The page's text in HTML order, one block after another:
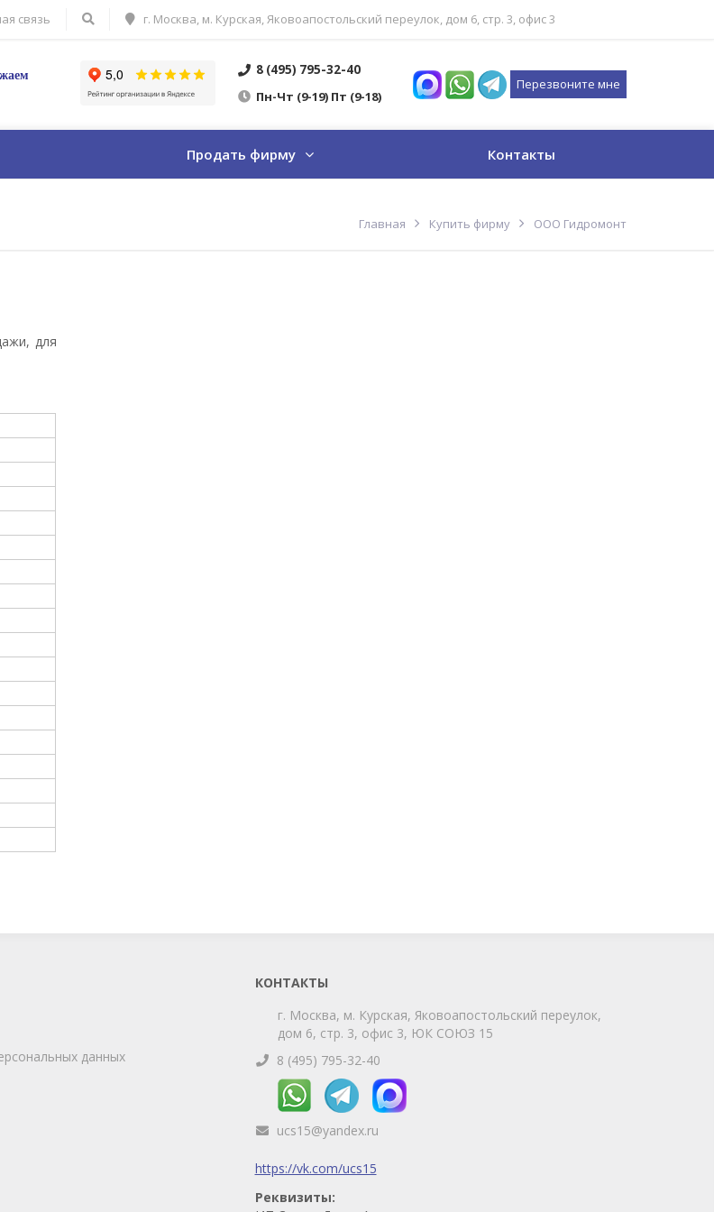
связь г. Москва, м. Курская, Яковоапостольский переулок, дом 6, стр. 3, офис 3
8 (495) 795-32-40
Пн-Чт (9-19) Пт (9-18)
Перезвоните мне
Продать фирму Контакты
Главная Купить фирму ООО Гидромонт
для
данных
КОНТАКТЫ
г. Москва, м. Курская, Яковоапостольский переулок,
дом 6, стр. 3, офис 3, ЮК СОЮЗ 15
8 (495) 795-32-40
ucs15@yandex.ru
https://vk.com/ucs15
Реквизиты:
Telegram Max
Телефон